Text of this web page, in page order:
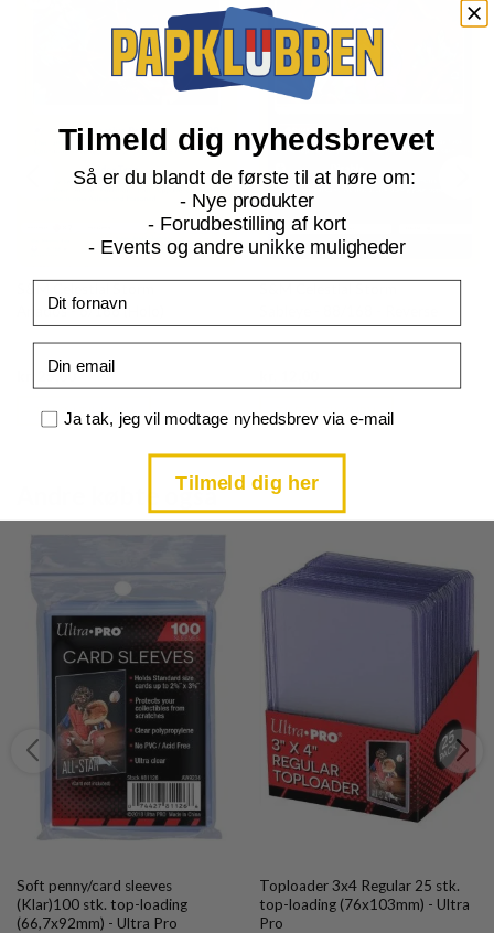
Ariados - 6/168 (Holo)
25,00 Current
price
kr. 39,95.
TILFØJ TIL KURV
price
kr. 39,95.
TILFØJ TIL KURV
Andre købte også
Soft penny/card sleeves
(Klar)100 stk. top-loading
(66,7x92mm) - Ultra Pro
Toploader 3x4 Regular 25 stk.
top-loading (76x103mm) - Ultra
Pro
Tilmeld dig nyhedsbrevet
Så er du blandt de første til at høre om:
- Nye produkter
- Forudbestilling af kort
- Events og andre unikke muligheder
Samtykke
Ja tak, jeg vil modtage nyhedsbrev via e-mail
Tilmeld dig her